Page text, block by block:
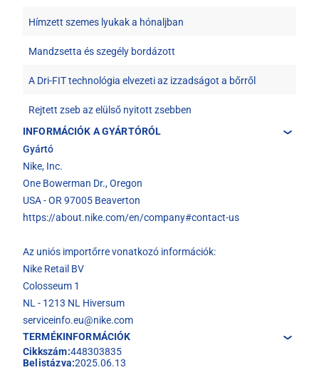
Hímzett szemes lyukak a hónaljban
Mandzsetta és szegély bordázott
A Dri-FIT technológia elvezeti az izzadságot a bőrről
Rejtett zseb az elülső nyitott zsebben
INFORMÁCIÓK A GYÁRTÓRÓL
Gyártó
Nike, Inc.
One Bowerman Dr., Oregon
USA - OR 97005 Beaverton
https://about.nike.com/en/company#contact-us
Az uniós importőrre vonatkozó információk:
Nike Retail BV
Colosseum 1
NL - 1213 NL Hiversum
serviceinfo.eu@nike.com
TERMÉKINFORMÁCIÓK
Cikkszám:448303835
Belistázva:2025.06.13